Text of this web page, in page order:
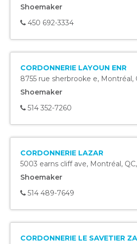
Shoemaker
450 692-3334
CORDONNERIE LAYOUN ENR
8755 rue sherbrooke e, Montréal,
Shoemaker
514 352-7260
CORDONNERIE LAZAR
5003 earns cliff ave, Montréal, QC,
Shoemaker
514 489-7649
CORDONNERIE LE SAVETIER